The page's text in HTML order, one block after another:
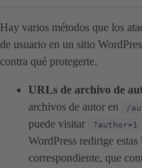
Hay varios métodos que los
de usuario en un sitio
contra qué protegerte.
URLs de archivo de
archivos de autor en
/
puede visitar
?author=1
WordPress redirige
correspondiente, que